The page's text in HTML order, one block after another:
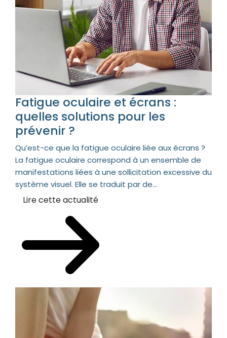
Fatigue oculaire et écrans :
quelles solutions pour les
prévenir ?
Qu’est-ce que la fatigue oculaire liée aux écrans ?
La fatigue oculaire correspond à un ensemble de
manifestations liées à une sollicitation excessive du
système visuel. Elle se traduit par de...
Lire cette actualité